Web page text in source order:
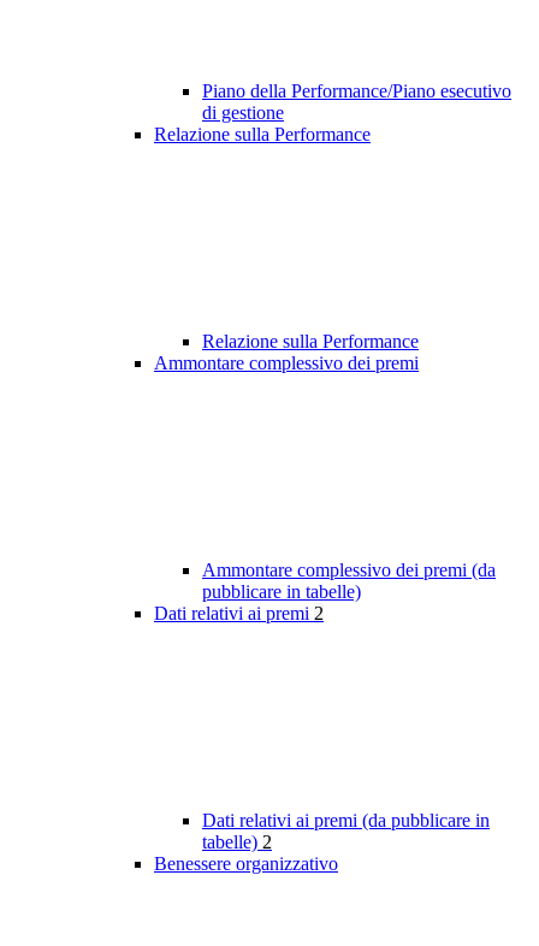
Piano della Performance/Piano esecutivo
di gestione
Relazione sulla Performance
Relazione sulla Performance
Ammontare complessivo dei premi
Ammontare complessivo dei premi (da
pubblicare in tabelle)
Dati relativi ai premi 2
Dati relativi ai premi (da pubblicare in
tabelle) 2
Benessere organizzativo